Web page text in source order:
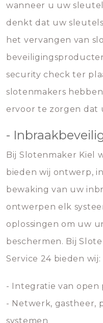
wanneer u uw
denkt dat uw
het vervangen van
security check ter
slotenmakers
ervoor te zorgen dat
-
Bij Slotenmaker Kiel
bieden wij ontwerp,
bewaking van uw
ontwerpen elk
oplossingen om uw
beschermen. Bij
Service 24 bieden wij:
- Integratie van open
- Netwerk, gastheer,
systemen